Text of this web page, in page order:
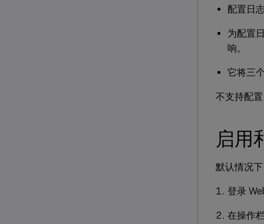
配置日
为配置
响。
它将三
不支持配
启用
默认情况
登录
在操作